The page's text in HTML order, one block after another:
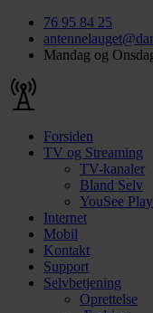
76 95 84 25
Mandag og
Forsiden
TV og Streaming
TV-kanaler
Bland Selv
YouSee Play
Internet
Mobil
Kontakt
Support
Selvbetjening
Oprettelse